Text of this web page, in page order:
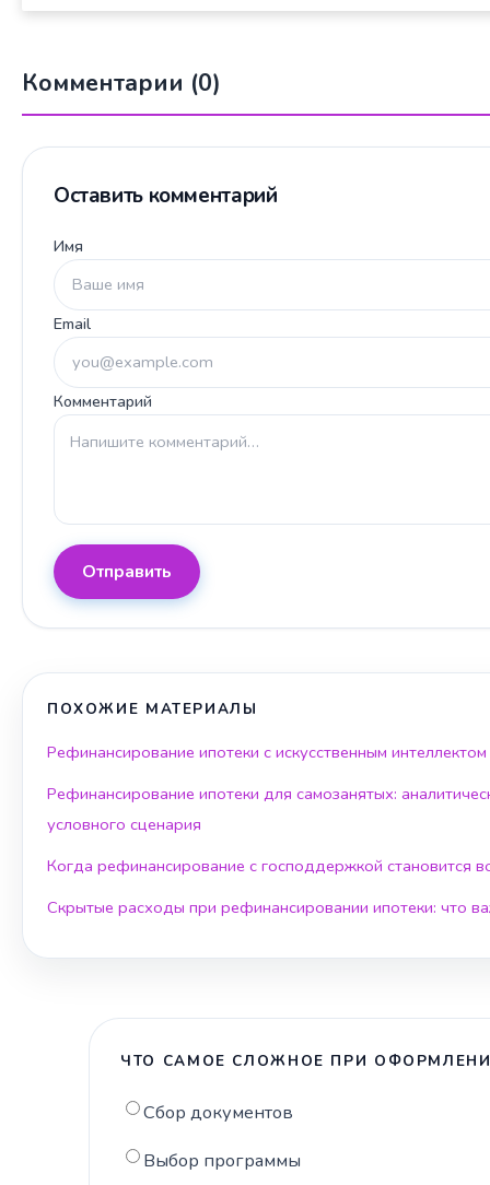
Комментарии (0)
Оставить комментарий
Имя
Email
Комментарий
Отправить
ПОХОЖИЕ МАТЕРИАЛЫ
Рефинансирование ипотеки с искусственным интеллектом
Рефинансирование ипотеки для самозанятых:
условного сценария
Когда рефинансирование с господдержкой становится
Скрытые расходы при рефинансировании ипотеки: что
ЧТО САМОЕ СЛОЖНОЕ ПРИ
Сбор документов
Выбор программы